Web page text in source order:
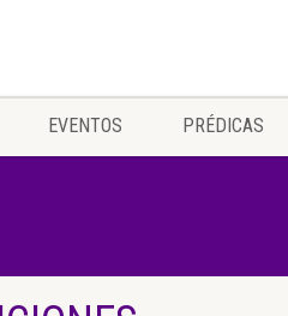
EVENTOS PRÉDICAS